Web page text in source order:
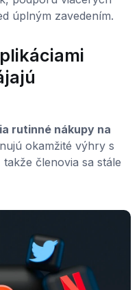
úplným zavedením.
rutinné nákupy na
okamžité výhry s
členovia sa stále